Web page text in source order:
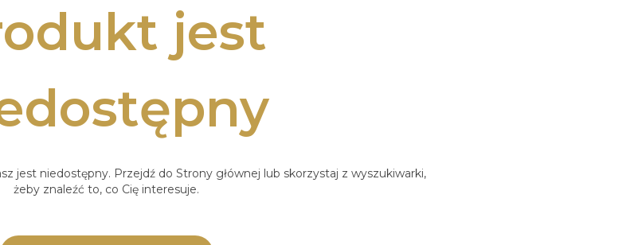
jest
jest niedostępny. Przejdź do Strony głównej lub skorzystaj z wyszukiwarki,
żeby znaleźć to, co Cię interesuje.